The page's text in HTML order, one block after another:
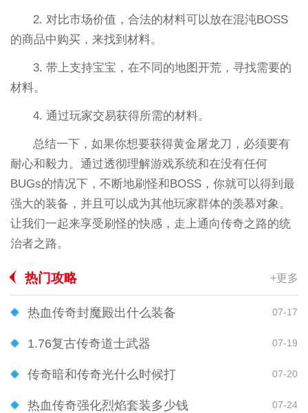
2. 对比市场价值，合法的材料可以放在混沌BOSS
的商品中购买，来找到材料。
3. 带上支持宝宝，在不同的地图开荒，寻找需要的
材料。
4. 通过玩家交易获得所需的材料。
总结一下，如果你想要获得黄金屠龙刀，必须要有
耐心和毅力。通过透彻理解游戏系统和在没有任何
BUGs的情况下，不断地刷怪和BOSS，你就可以得到最
强大的装备，并且可以成为其他玩家群体的羡慕对象。
让我们一起来享受刷怪的快感，走上通向传奇之路的统
治者之路。
热门攻略 +更多
热血传奇封魔殿出什么装备 07-17
1.76复古传奇道士武器 07-19
传奇暗和传奇光什么时候打 07-20
热血传奇强化烈焰套装多少钱 07-24